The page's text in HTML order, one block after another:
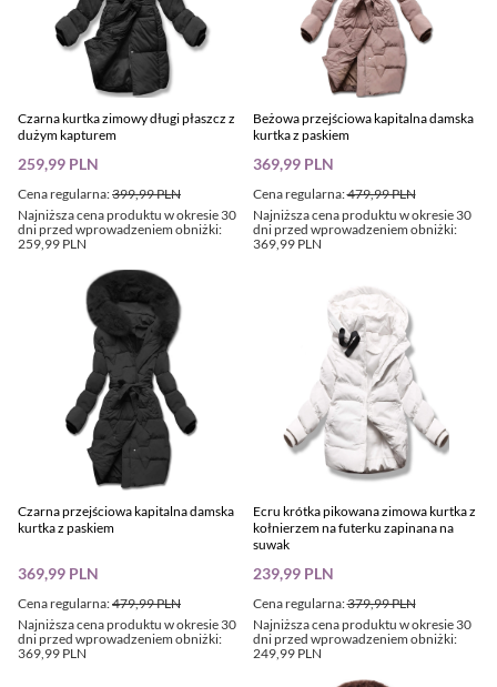
Czarna kurtka zimowy długi płaszcz z
dużym kapturem
Cena regularna:399,99 PLN
259,99 PLN
Najniższa cena produktu w okresie 30
dni przed wprowadzeniem obniżki:
259,99 PLN
Beżowa przejściowa kapitalna damska
kurtka z paskiem
Cena regularna:479,99 PLN
369,99 PLN
Najniższa cena produktu w okresie 30
dni przed wprowadzeniem obniżki:
369,99 PLN
Czarna przejściowa kapitalna damska
kurtka z paskiem
Cena regularna:479,99 PLN
369,99 PLN
Najniższa cena produktu w okresie 30
dni przed wprowadzeniem obniżki:
369,99 PLN
Ecru krótka pikowana zimowa kurtka z
kołnierzem na futerku zapinana na
suwak
Cena regularna:379,99 PLN
239,99 PLN
Najniższa cena produktu w okresie 30
dni przed wprowadzeniem obniżki:
249,99 PLN